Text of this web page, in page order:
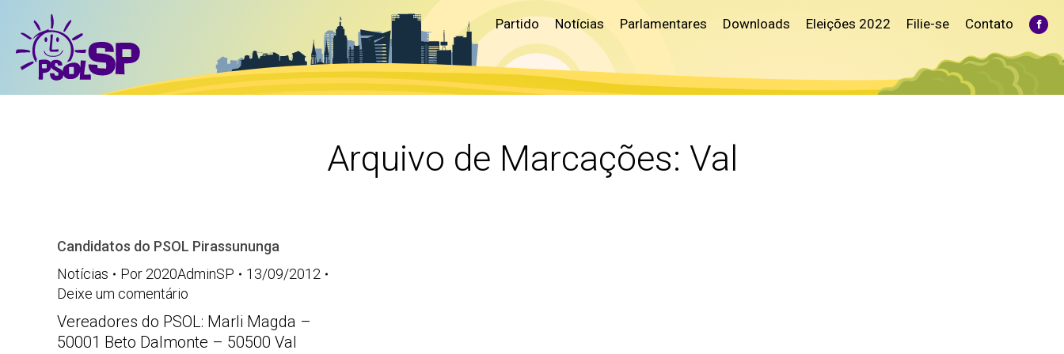
Partido Notícias Parlamentares Downloads Eleições 2022 Filie-se Contato
Arquivo de Marcações: Val
Candidatos do PSOL Pirassununga
Notícias
Por 2020AdminSP
13/09/2012
Deixe um comentário
Vereadores do PSOL: Marli Magda –
50001 Beto Dalmonte – 50500 Val